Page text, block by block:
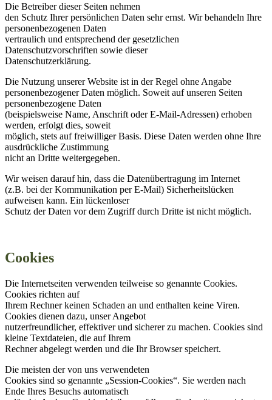
Die Betreiber dieser Seiten nehmen
den Schutz Ihrer persönlichen Daten sehr ernst. Wir behandeln Ihre
personenbezogenen Daten
vertraulich und entsprechend der gesetzlichen
Datenschutzvorschriften sowie dieser
Datenschutzerklärung.
Die Nutzung unserer Website ist in der Regel ohne Angabe
personenbezogener Daten möglich. Soweit auf unseren Seiten
personenbezogene Daten
(beispielsweise Name, Anschrift oder E-Mail-Adressen) erhoben
werden, erfolgt dies, soweit
möglich, stets auf freiwilliger Basis. Diese Daten werden ohne Ihre
ausdrückliche Zustimmung
nicht an Dritte weitergegeben.
Wir weisen darauf hin, dass die Datenübertragung im Internet
(z.B. bei der Kommunikation per E-Mail) Sicherheitslücken
aufweisen kann. Ein lückenloser
Schutz der Daten vor dem Zugriff durch Dritte ist nicht möglich.
Cookies
Die Internetseiten verwenden teilweise so genannte Cookies.
Cookies richten auf
Ihrem Rechner keinen Schaden an und enthalten keine Viren.
Cookies dienen dazu, unser Angebot
nutzerfreundlicher, effektiver und sicherer zu machen. Cookies sind
kleine Textdateien, die auf Ihrem
Rechner abgelegt werden und die Ihr Browser speichert.
Die meisten der von uns verwendeten
Cookies sind so genannte „Session-Cookies“. Sie werden nach
Ende Ihres Besuchs automatisch